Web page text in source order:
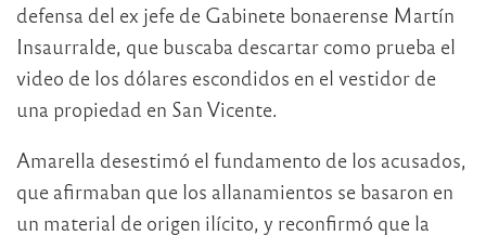
defensa del ex jefe de Gabinete bonaerense Martín
Insaurralde, que buscaba descartar como prueba el
video de los dólares escondidos en el vestidor de
una propiedad en San Vicente.
Amarella desestimó el fundamento de los acusados,
que afirmaban que los allanamientos se basaron en
un material de origen ilícito, y reconfirmó que la